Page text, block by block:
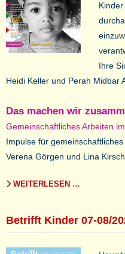
Ihre
Heidi Keller und Perah Midbar
Das machen wir
Gemeinschaftliches Arbeiten
Impulse für
Verena Görgen und Lina
WEITERLESEN …
Betrifft Kinder 07-08/